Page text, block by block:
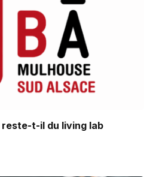
reste-t-il du living lab